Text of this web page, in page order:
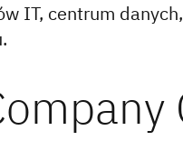
IT, centrum danych,